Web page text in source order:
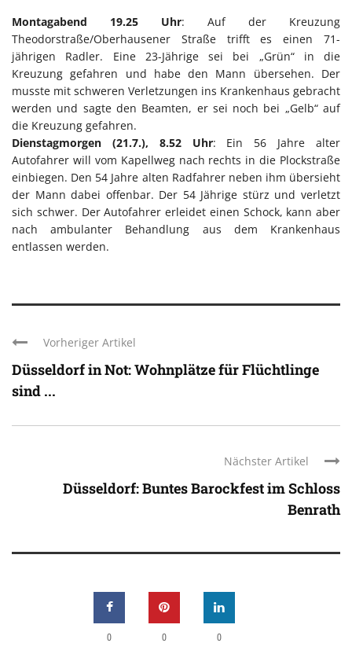
Montagabend 19.25 Uhr: Auf der Kreuzung
Theodorstraße/Oberhausener Straße trifft es einen 71-
jährigen Radler. Eine 23-Jährige sei bei „Grün“ in die
Kreuzung gefahren und habe den Mann übersehen. Der
musste mit schweren Verletzungen ins Krankenhaus gebracht
werden und sagte den Beamten, er sei noch bei „Gelb“ auf
die Kreuzung gefahren.
Dienstagmorgen (21.7.), 8.52 Uhr: Ein 56 Jahre alter
Autofahrer will vom Kapellweg nach rechts in die Plockstraße
einbiegen. Den 54 Jahre alten Radfahrer neben ihm übersieht
der Mann dabei offenbar. Der 54 Jährige stürz und verletzt
sich schwer. Der Autofahrer erleidet einen Schock, kann aber
nach ambulanter Behandlung aus dem Krankenhaus
entlassen werden.
Vorheriger Artikel
Düsseldorf in Not: Wohnplätze für Flüchtlinge
sind ...
Nächster Artikel
Düsseldorf: Buntes Barockfest im Schloss
Benrath
0 0 0